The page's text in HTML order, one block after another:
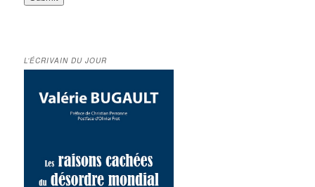
L’ÉCRIVAIN DU JOUR